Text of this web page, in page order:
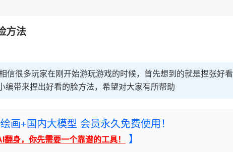
方法
信很多玩家在刚开始游玩游戏的时候，首先想到的就是捏张好看
编带来捏出好看的脸方法，希望对大家有所帮助
画+国内大模型 会员永久免费使用！
翻身，你先需要一个靠谱的工具！ 】